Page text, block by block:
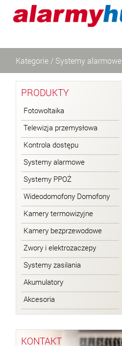
Kategorie / Systemy alarmowe
PRODUKTY
Fotowoltaika
Telewizja przemysłowa
Kontrola dostępu
Systemy alarmowe
Systemy PPOŻ
Wideodomofony Domofony
Kamery termowizyjne
Kamery bezprzewodowe
Zwory i elektrozaczepy
Systemy zasilania
Akumulatory
Akcesoria
KONTAKT